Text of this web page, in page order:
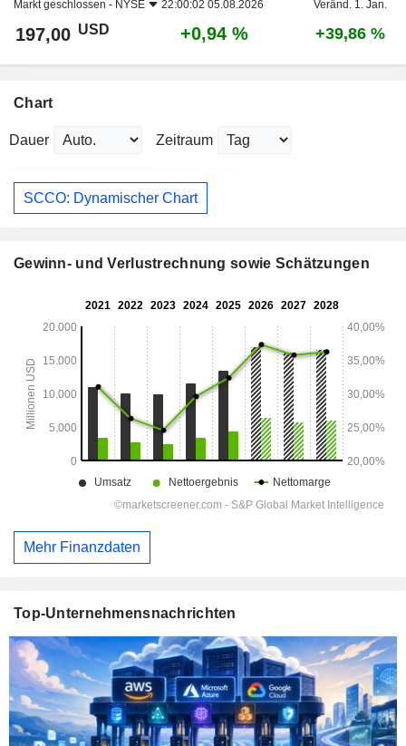
Markt geschlossen - NYSE 22:00:02 05.08.2026 Veränd. 1. Jan.
197,00 USD +0,94 % +39,86 %
Chart
Dauer Zeitraum
SCCO: Dynamischer Chart
Gewinn- und Verlustrechnung sowie Schätzungen
Mehr Finanzdaten
Top-Unternehmensnachrichten